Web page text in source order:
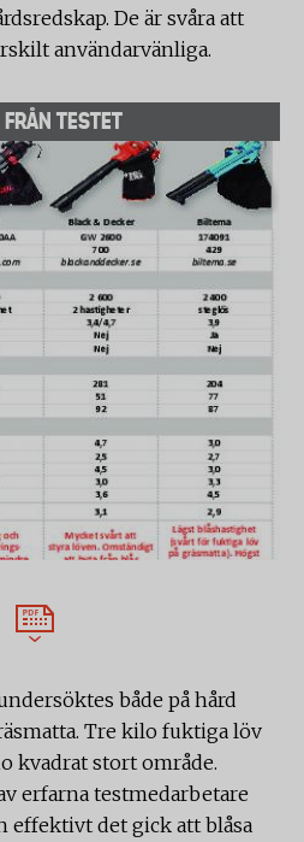
De är svåra att
användarvänliga.
TESTET
både på hård
Tre kilo fuktiga löv
kvadrat stort område.
erfarna testmedarbetare
effektivt det gick att blåsa